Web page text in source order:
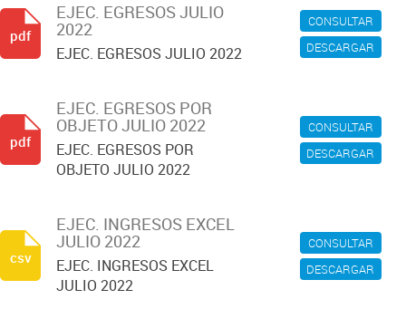
CONSULTAR
DESCARGAR
EJEC. EGRESOS JULIO
2022
EJEC. EGRESOS JULIO 2022
pdf
CONSULTAR
DESCARGAR
EJEC. EGRESOS POR
OBJETO JULIO 2022
EJEC. EGRESOS POR
OBJETO JULIO 2022
pdf
CONSULTAR
DESCARGAR
EJEC. INGRESOS EXCEL
JULIO 2022
EJEC. INGRESOS EXCEL
JULIO 2022
csv